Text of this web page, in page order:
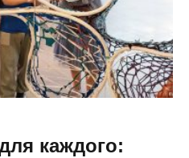
каждого: